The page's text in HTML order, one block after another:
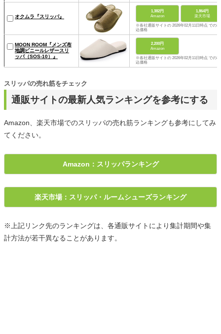
オクムラ『スリッパ』
1,382円
Amazon
1,864円
楽天市場
※各社通販サイトの 2026年02月11日時点 での税
込価格
MOON ROOM『メンズ布
地調ビニールレザースリ
ッパ（SOS-10）』
2,200円
Amazon
※各社通販サイトの 2026年02月11日時点 での税
込価格
通販サイトの最新人気ランキングを参考にする
スリッパの売れ筋をチェック
Amazon、楽天市場でのスリッパの売れ筋ランキングも参考にしてみ
てください。
Amazon：スリッパランキング
楽天市場：スリッパ・ルームシューズランキング
※上記リンク先のランキングは、各通販サイトにより集計期間や集
計方法が若干異なることがあります。